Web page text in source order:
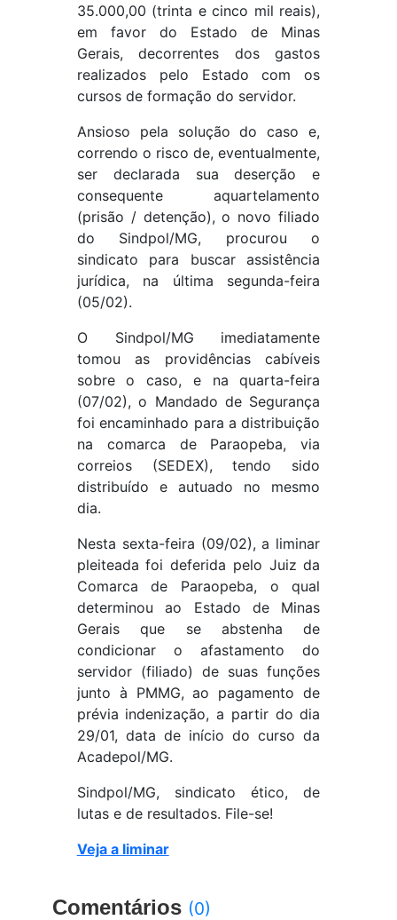
35.000,00 (trinta e cinco mil reais),
em favor do Estado de Minas
Gerais, decorrentes dos gastos
realizados pelo Estado com os
cursos de formação do servidor.
Ansioso pela solução do caso e,
correndo o risco de, eventualmente,
ser declarada sua deserção e
consequente aquartelamento
(prisão / detenção), o novo filiado
do Sindpol/MG, procurou o
sindicato para buscar assistência
jurídica, na última segunda-feira
(05/02).
O Sindpol/MG imediatamente
tomou as providências cabíveis
sobre o caso, e na quarta-feira
(07/02), o Mandado de Segurança
foi encaminhado para a distribuição
na comarca de Paraopeba, via
correios (SEDEX), tendo sido
distribuído e autuado no mesmo
dia.
Nesta sexta-feira (09/02), a liminar
pleiteada foi deferida pelo Juiz da
Comarca de Paraopeba, o qual
determinou ao Estado de Minas
Gerais que se abstenha de
condicionar o afastamento do
servidor (filiado) de suas funções
junto à PMMG, ao pagamento de
prévia indenização, a partir do dia
29/01, data de início do curso da
Acadepol/MG.
Sindpol/MG, sindicato ético, de
lutas e de resultados. File-se!
Veja a liminar
Comentários (0)